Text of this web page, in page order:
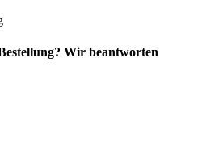
Wir beantworten